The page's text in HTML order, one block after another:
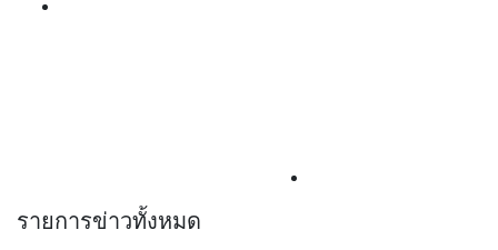
รายการข่าวทั้งหมด